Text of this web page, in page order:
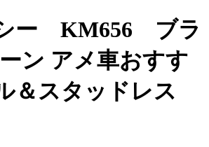
ー KM656 ブラ
ン アメ車おすす
＆スタッドレス